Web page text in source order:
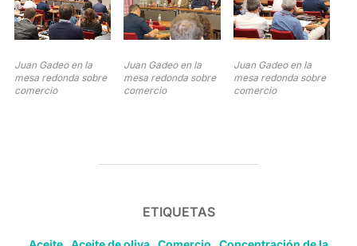
Juan Gadeo en la
mesa redonda sobre
comercio
Juan Gadeo en la
mesa redonda sobre
comercio
Juan Gadeo en la
mesa redonda sobre
comercio
ETIQUETAS